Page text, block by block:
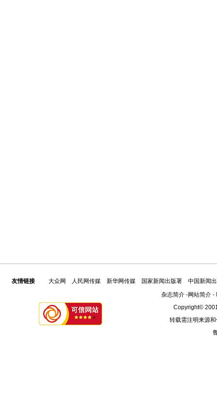
友情链接 大众网 人民网传媒 新华网传媒 国家新闻出版署
中国新闻
杂志简介-网站简介-
Copyright©
转载需注明来源